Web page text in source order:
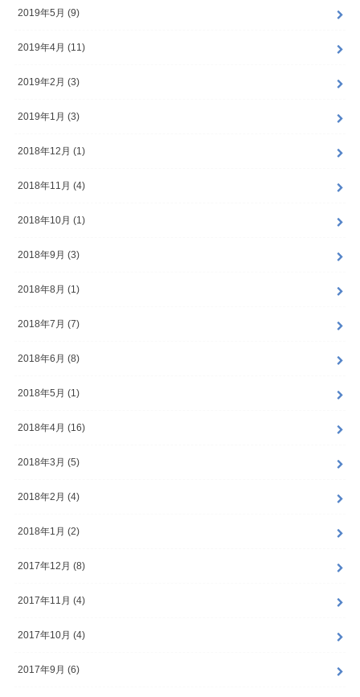
2019年5月 (9)
2019年4月 (11)
2019年2月 (3)
2019年1月 (3)
2018年12月 (1)
2018年11月 (4)
2018年10月 (1)
2018年9月 (3)
2018年8月 (1)
2018年7月 (7)
2018年6月 (8)
2018年5月 (1)
2018年4月 (16)
2018年3月 (5)
2018年2月 (4)
2018年1月 (2)
2017年12月 (8)
2017年11月 (4)
2017年10月 (4)
2017年9月 (6)